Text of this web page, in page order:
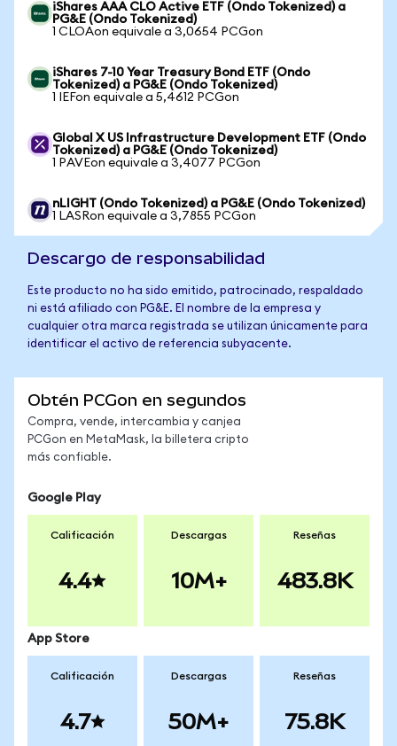
iShares AAA CLO Active ETF (Ondo Tokenized) a
PG&E (Ondo Tokenized)
1 CLOAon equivale a 3,0654 PCGon
iShares 7-10 Year Treasury Bond ETF (Ondo
Tokenized) a PG&E (Ondo Tokenized)
1 IEFon equivale a 5,4612 PCGon
Global X US Infrastructure Development ETF (Ondo
Tokenized) a PG&E (Ondo Tokenized)
1 PAVEon equivale a 3,4077 PCGon
nLIGHT (Ondo Tokenized) a PG&E (Ondo Tokenized)
1 LASRon equivale a 3,7855 PCGon
Descargo de responsabilidad
Este producto no ha sido emitido, patrocinado, respaldado
ni está afiliado con PG&E. El nombre de la empresa y
cualquier otra marca registrada se utilizan únicamente para
identificar el activo de referencia subyacente.
Obtén PCGon en segundos
Compra, vende, intercambia y canjea
PCGon en MetaMask, la billetera cripto
más confiable.
Google Play
Calificación
4.4
Descargas
10M+
Reseñas
483.8K
App Store
Calificación
4.7
Descargas
50M+
Reseñas
75.8K